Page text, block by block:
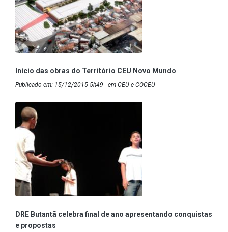
Início das obras do Território CEU Novo Mundo
Publicado em: 15/12/2015 5h49 - em CEU e COCEU
DRE Butantã celebra final de ano apresentando conquistas
e propostas